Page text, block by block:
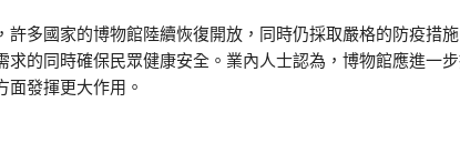
多國家的博物館陸續恢復開放，同時仍採取嚴格的防疫措
求的同時確保民眾健康安全。業內人士認為，博物館應進一
面發揮更大作用。